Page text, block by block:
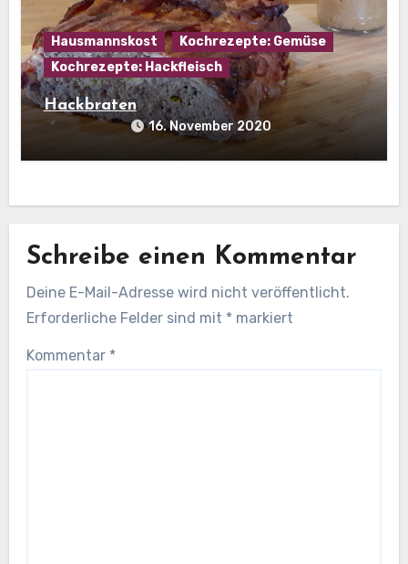
Hausmannskost
Kochrezepte: Gemüse
Kochrezepte: Hackfleisch
Hackbraten
16. November 2020
Schreibe einen Kommentar
Deine E-Mail-Adresse wird nicht veröffentlicht.
Erforderliche Felder sind mit * markiert
Kommentar *